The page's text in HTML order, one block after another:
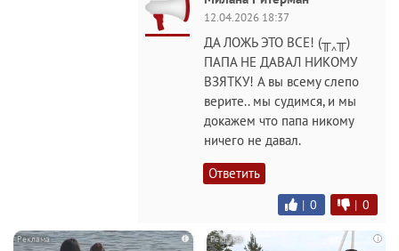
12.04.2026 18:37
ДА ЛОЖЬ ЭТО ВСЕ! (╥‸╥)
ПАПА НЕ ДАВАЛ НИКОМУ
ВЗЯТКУ! А вы всему слепо
верите.. мы судимся, и мы
докажем что папа никому
ничего не давал.
Ответить
| 0 | 0
i i